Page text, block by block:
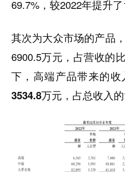
69.7%，较2022年提升了
其次为大众市场的产品
6900.5万元，占营收的
下， 高端产品带来的
3534.8万元，占总收入的